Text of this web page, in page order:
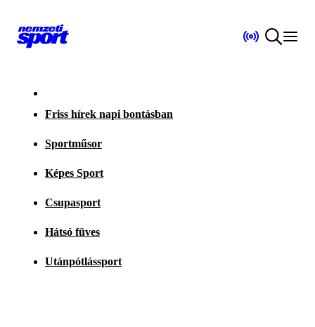
Friss hírek napi bontásban
Sportműsor
Képes Sport
Csupasport
Hátsó füves
Utánpótlássport